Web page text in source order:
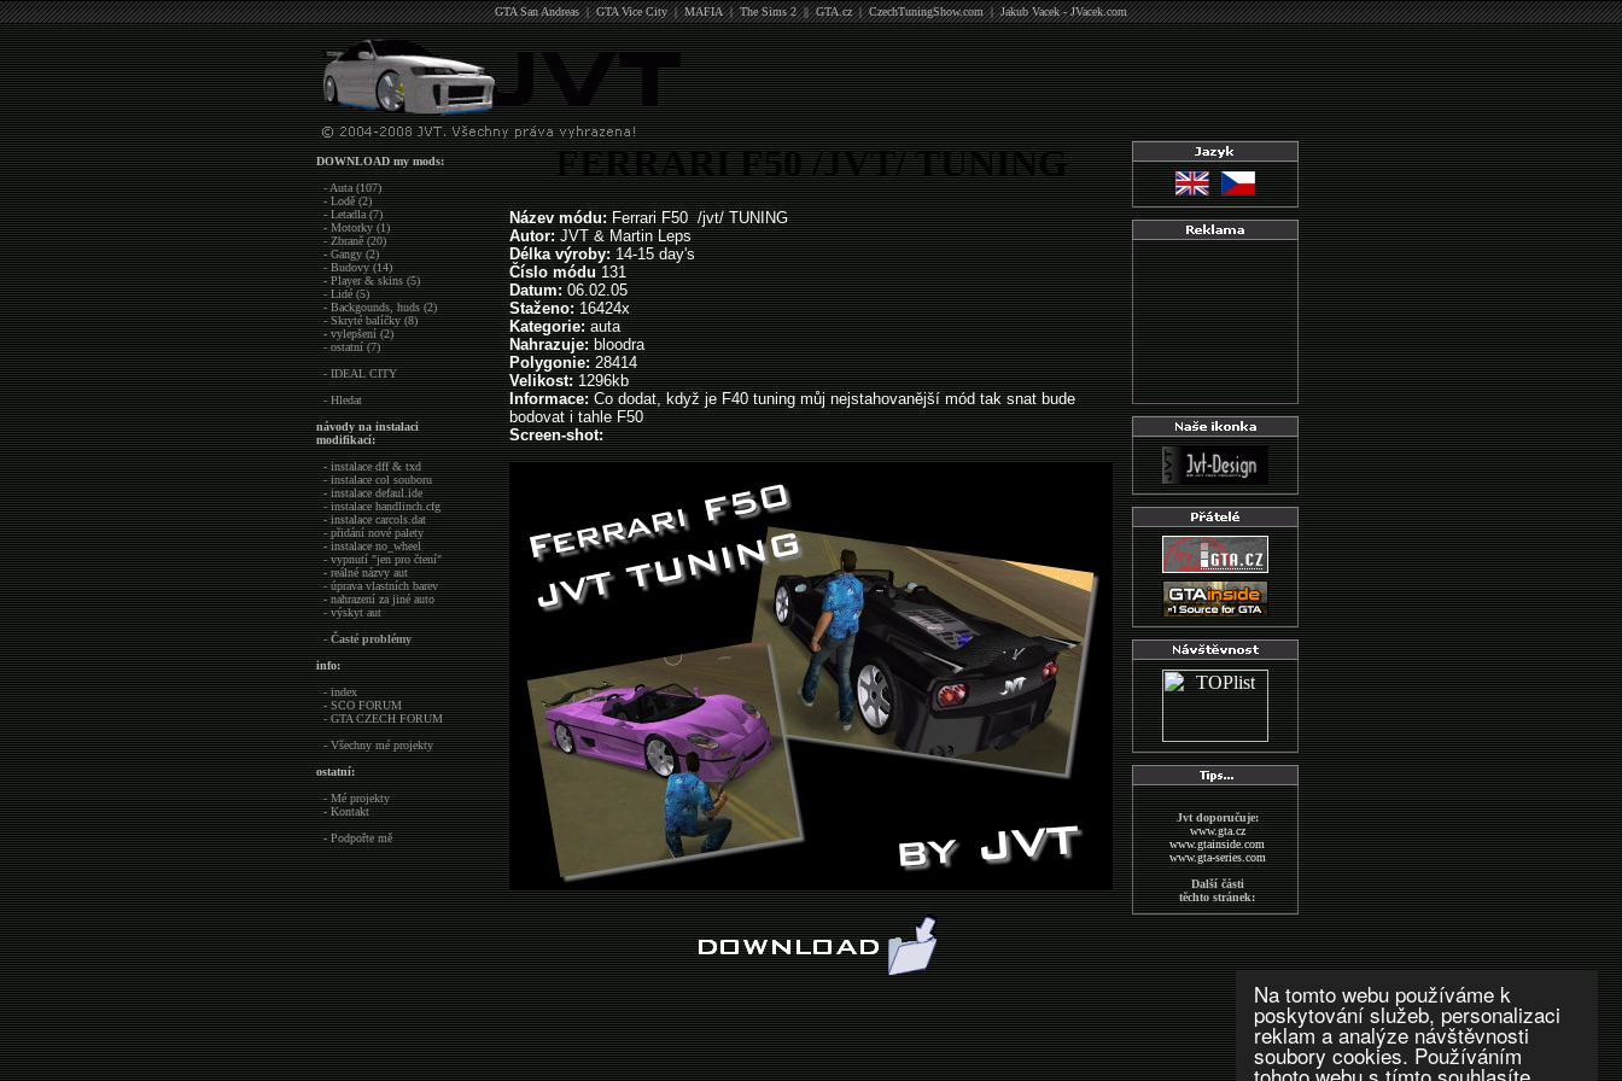
Na tomto webu používáme k
poskytování služeb, personalizaci
reklam a analýze návštěvnosti
soubory cookies. Používáním
GTA San Andreas|GTA Vice City|MAFIA|The Sims 2||GTA.cz|CzechTuningShow.com|Jakub Vacek - JVacek.com
DOWNLOAD my mods:
- Auta (107)
- Lodě (2)
- Letadla (7)
- Motorky (1)
- Zbraně (20)
- Gangy (2)
- Budovy (14)
- Player & skins (5)
- Lidé (5)
- Backgounds, huds (2)
- Skryté balíčky (8)
- vylepšení (2)
- ostatní (7)
- IDEAL CITY
- Hledat
návody na instalaci
modifikací:
- instalace dff & txd
- instalace col souboru
- instalace defaul.ide
- instalace handlinch.cfg
- instalace carcols.dat
- přidání nové palety
- instalace no_wheel
- vypnutí "jen pro čtení"
- reálné názvy aut
- úprava vlastních barev
- nahrazení za jiné auto
- výskyt aut
-Časté problémy
info:
- index
- SCO FORUM
- GTA CZECH FORUM
- Všechny mé projekty
ostatní:
- Mé projekty
- Kontakt
- Podpořte mě
FERRARI F50 /JVT/ TUNING
Název módu:Ferrari F50 /jvt/ TUNING
Autor:JVT & Martin Leps
Délka výroby:14-15 day's
Číslo módu131
Datum:06.02.05
Staženo:16424x
Kategorie:auta
Nahrazuje:bloodra
Polygonie:28414
Velikost:1296kb
Informace:Co dodat, když je F40 tuning můj nejstahovanější mód tak snat bude
bodovat i tahle F50
Screen-shot:
Jvt doporučuje:
www.gta.cz
www.gtainside.com
www.gta-series.com
Další části
těchto stránek:
GTA San Andreas
GTA Vice City
The Sims2
Wallpapers
MAFIA
indexs
GTA CZECH FORUM
Další stránky
o hře GTA:
www.gta-downloads.com
www.grandtheftauto.fr